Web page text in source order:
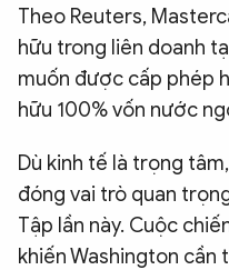
Theo Reuters,
hữu trong liên doanh
muốn được cấp phép
hữu 100% vốn nước
Dù kinh tế là trọng
đóng vai trò quan
Tập lần này. Cuộc
khiến Washington cần